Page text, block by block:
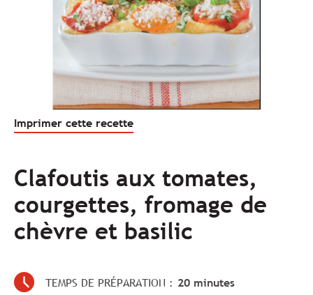
Imprimer cette recette
Clafoutis aux tomates,
courgettes, fromage de
chèvre et basilic
TEMPS DE PRÉPARATION : 20 minutes